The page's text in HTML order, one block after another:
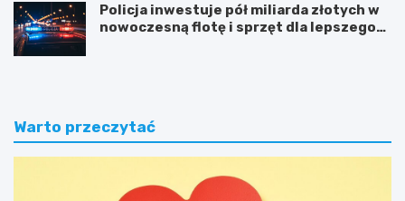
Policja inwestuje pół miliarda złotych w
nowoczesną flotę i sprzęt dla lepszego
Warto przeczytać